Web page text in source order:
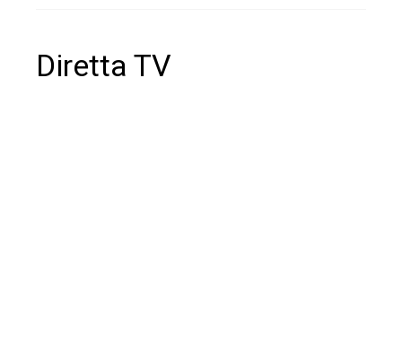
Diretta TV